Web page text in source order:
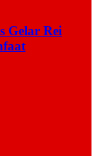
Gelar Rei